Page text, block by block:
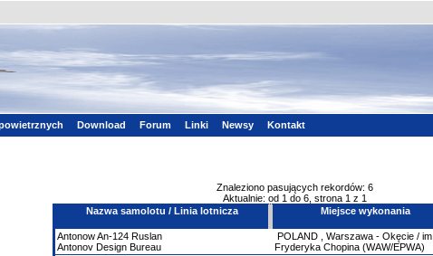
Download Forum Linki Newsy Kontakt
Znaleziono pasujących rekordów: 6
Aktualnie: od 1 do 6, strona 1 z 1
Nazwa samolotu / Linia lotnicza
Miejsce wykonania
AntonowAn-124 Ruslan
Antonov Design Bureau
POLAND
Warszawa - Okęcie / im.
Fryderyka Chopina (WAW/EPWA)